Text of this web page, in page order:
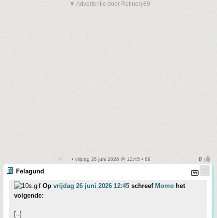
▼ Advertentie door Refinery89
• vrijdag 26 juni 2026 @ 12:45 • 69
Felagund
Op vrijdag 26 juni 2026 12:45 schreef Momo het
volgende:
[..]